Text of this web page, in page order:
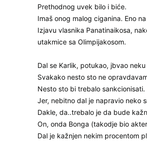
Prethodnog uvek bilo i biće.
Imaš onog malog ciganina. Eno
Izjavu vlasnika Panatinaikosa,
utakmice sa Olimpijakosom.
Dal se Karlik, potukao, jbvao
Svakako nesto sto ne
Nesto sto bi trebalo sankcionisati.
Jer, nebitno dal je napravio neko
Dakle, da..trebalo je da bude
On, onda Bonga (takodje bio
Dal je kažnjen nekim procentom